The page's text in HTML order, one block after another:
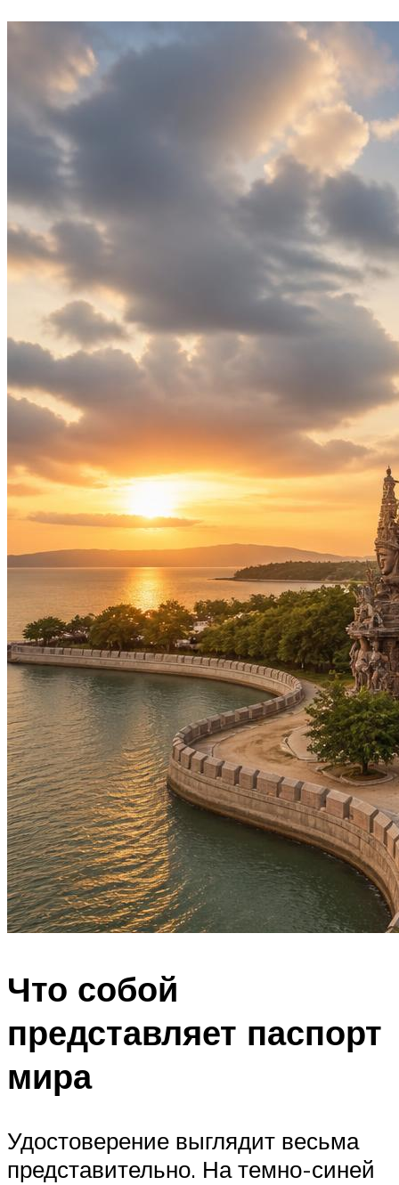
Что собой
представляет паспорт
мира
Удостоверение выглядит весьма
представительно. На темно-синей